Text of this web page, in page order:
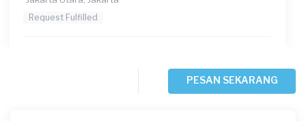
Request Fulfilled
Janto requested Service Pemanas Air
(MODENA) - In Warranty
PESAN SEKARANG